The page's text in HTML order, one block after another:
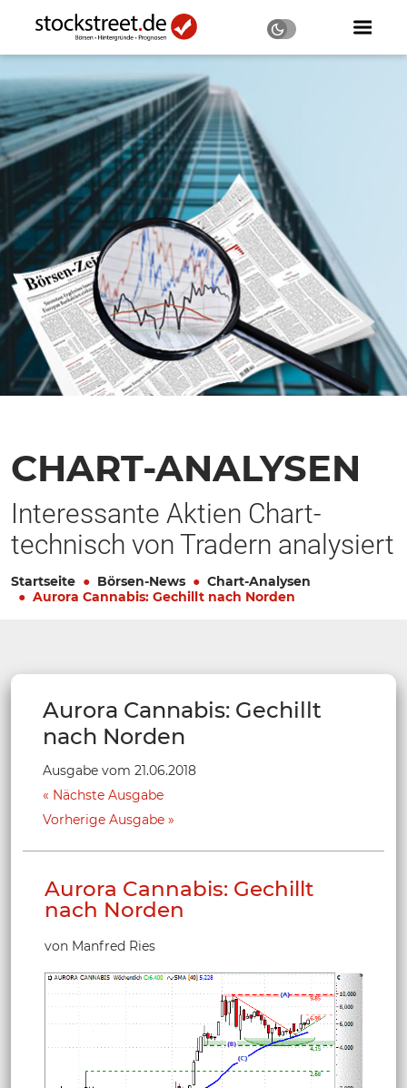
CHART-ANALYSEN
Interessante Aktien Chart-
technisch von Tradern analysiert
Startseite Börsen-News
Chart-Analysen
Aurora Cannabis: Gechillt nach Norden
Aurora Cannabis: Gechillt
nach Norden
Ausgabe vom 21.06.2018
Nächste Ausgabe
Vorherige Ausgabe
Aurora Cannabis: Gechillt
nach Norden
von Manfred Ries